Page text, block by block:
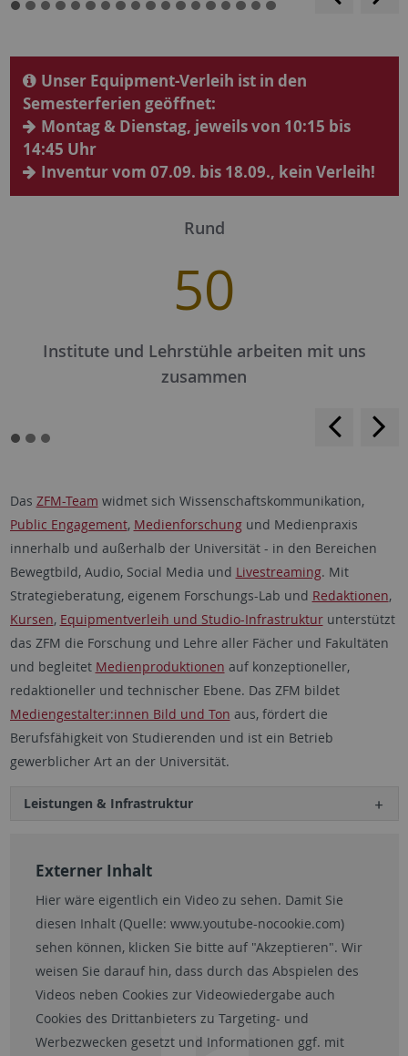
blättern
Unser Equipment-Verleih ist in den
Semesterferien geöffnet:
Montag & Dienstag, jeweils von 10:15 bis
14:45 Uhr
Inventur vom 07.09. bis 18.09., kein Verleih!
Rund
50
Institute und Lehrstühle arbeiten mit uns
zusammen
Das ZFM-Team widmet sich Wissenschaftskommunikation,
Public Engagement, Medienforschungund Medienpraxis
innerhalb und außerhalb der Universität - in den Bereichen
Bewegtbild, Audio, Social Media und Livestreaming. Mit
Strategieberatung, eigenem Forschungs-Lab und Redaktionen,
Kursen, Equipmentverleih und Studio-Infrastrukturunterstützt
das ZFM die Forschung und Lehre aller Fächer und Fakultäten
und begleitet Medienproduktionen auf konzeptioneller,
redaktioneller und technischer Ebene. Das ZFM bildet
Mediengestalter:innen Bild und Ton aus, fördert die
Berufsfähigkeit von Studierenden und ist ein Betrieb
gewerblicher Art an der Universität.
Leistungen & Infrastruktur
Externer Inhalt
Hier wäre eigentlich ein Video zu sehen. Damit Sie
diesen Inhalt (Quelle: www.youtube-nocookie.com)
sehen können, klicken Sie bitte auf "Akzeptieren". Wir
weisen Sie darauf hin, dass durch das Abspielen des
Videos neben Cookies zur Videowiedergabe auch
Cookies des Drittanbieters zu Targeting- und
Werbezwecken gesetzt und Informationen ggf. mit